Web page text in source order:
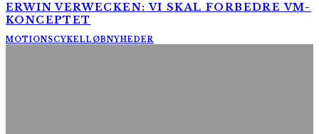
ERWIN VERWECKEN: VI SKAL FORBEDRE VM-
KONCEPTET
MOTIONSCYKELLØBNYHEDER